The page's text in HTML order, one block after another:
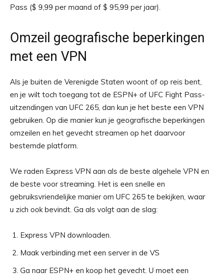
Pass ($ 9,99 per maand of $ 95,99 per jaar).
Omzeil geografische beperkingen
met een VPN
Als je buiten de Verenigde Staten woont of op reis bent,
en je wilt toch toegang tot de ESPN+ of UFC Fight Pass-
uitzendingen van UFC 265, dan kun je het beste een VPN
gebruiken. Op die manier kun je geografische beperkingen
omzeilen en het gevecht streamen op het daarvoor
bestemde platform.
We raden Express VPN aan als de beste algehele VPN en
de beste voor streaming. Het is een snelle en
gebruiksvriendelijke manier om UFC 265 te bekijken, waar
u zich ook bevindt. Ga als volgt aan de slag:
Express VPN downloaden.
Maak verbinding met een server in de VS
Ga naar ESPN+ en koop het gevecht. U moet een